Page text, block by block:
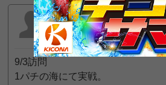
MTRY 一般 414位
2021年9月3日 10:19 PM
9/3訪問
1パチの海にて実戦。